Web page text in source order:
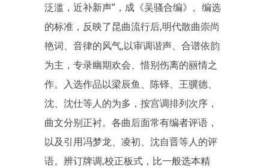
泛滥，近补新声”，成《吴骚合编》。编选
的标准，反映了昆曲流行后,明代散曲崇尚
艳词、音律的风气,以审调谐声、合谱依韵
为主，专录幽期欢会、惜别伤离的丽情之
作。入选作品以梁辰鱼、陈铎、王骥德、
沈、沈仕等人的为多，按宫调排列次序，
曲文分别正衬。各曲后面常有编者评语，
以及引用冯梦龙、凌初、沈自晋等人的评
语。辨订牌调,校正板式，比一般选本精